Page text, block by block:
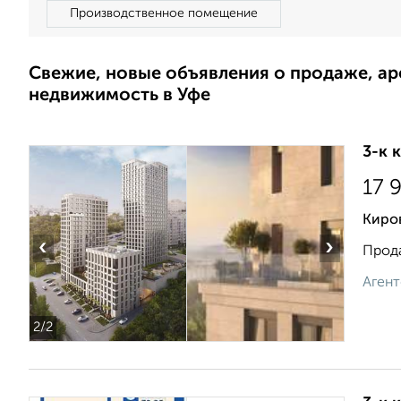
Производственное помещение
Свежие, новые объявления о продаже,
недвижимость в Уфе
2/2
‹ ›
3-к
17